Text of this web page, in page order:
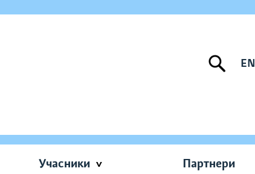
EN
Учасники Партнери